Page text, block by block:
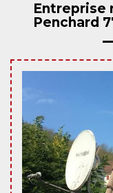
Entreprise
Penchard